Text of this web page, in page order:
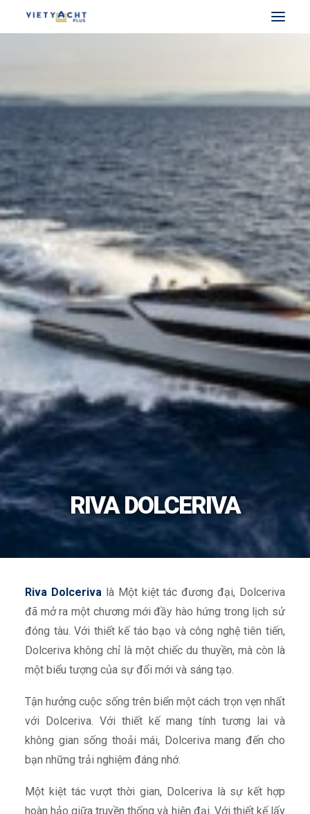
DU THUYỀN PHÁP
DU THUYỀN UAE
DU THUYỀN ĐIỆN
MUA BÁN DU THUYỀN
CHO THUÊ DU THUYỀN
LẤY BẰNG LÁI THUYỀN
SEARCH
RIVA DOLCERIVA
Riva Dolcerivalà Một kiệt tác đương đại, Dolceriva
đã mở ra một chương mới đầy hào hứng trong lịch sử
đóng tàu. Với thiết kế táo bạo và công nghệ tiên tiến,
Dolceriva không chỉ là một chiếc du thuyền, mà còn là
một biểu tượng của sự đổi mới và sáng tạo.
Tận hưởng cuộc sống trên biển một cách trọn vẹn nhất
với Dolceriva. Với thiết kế mang tính tương lai và
không gian sống thoải mái, Dolceriva mang đến cho
bạn những trải nghiệm đáng nhớ.
Một kiệt tác vượt thời gian, Dolceriva là sự kết hợp
hoàn hảo giữa truyền thống và hiện đại. Với thiết kế lấy